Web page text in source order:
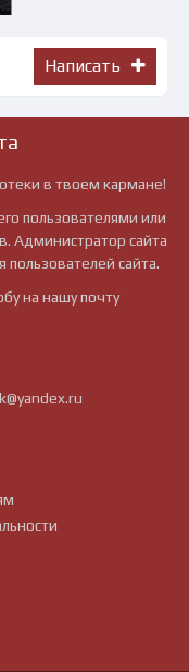
Написать
в твоем кармане!
пользователями или
Администратор сайта
пользователей сайта.
на нашу почту